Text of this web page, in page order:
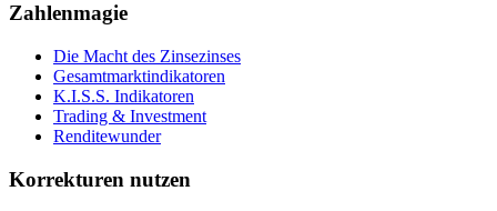
Zahlenmagie
Die Macht des Zinsezinses
Gesamtmarktindikatoren
K.I.S.S. Indikatoren
Trading & Investment
Renditewunder
Korrekturen nutzen